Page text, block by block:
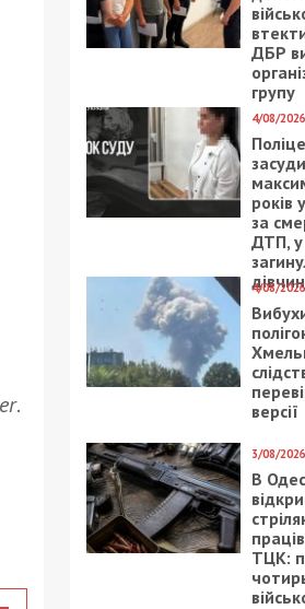
.
ДБР
групу
4/08/
років
за
ДТП, у
4/08/
версії
3/08/
В
ТЦК: